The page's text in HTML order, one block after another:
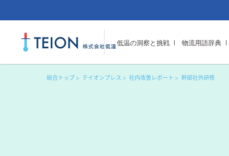
低温の洞察と挑戦 物流用語辞典
総合トップ テイオンプレス 社内改善レポート 幹部社外研修